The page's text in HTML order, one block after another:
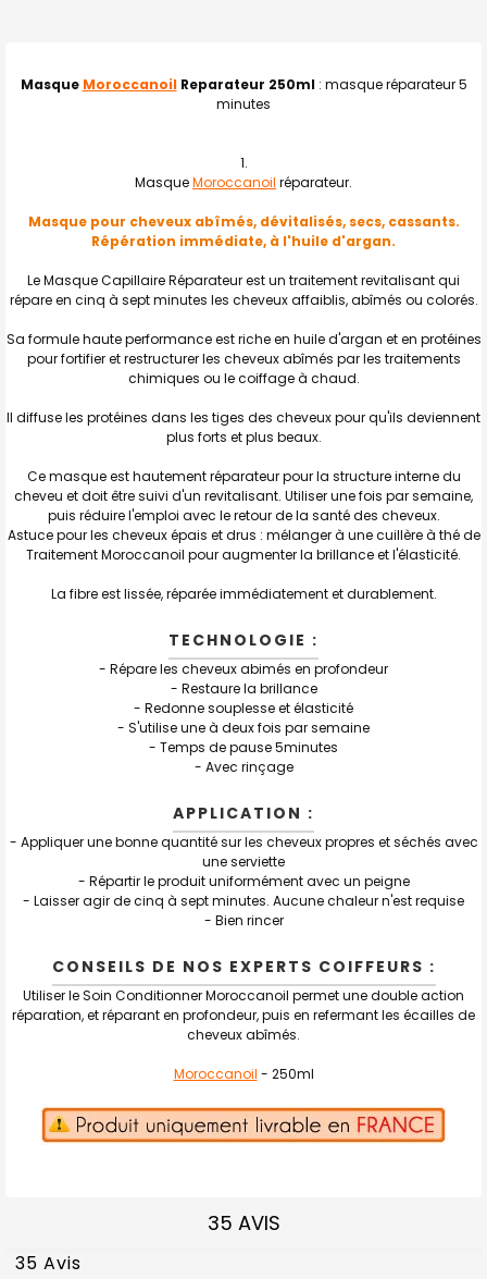
ENSEMBLE
LA
SÉLECTION
AU PANIER
Masque MoroccanoilReparateur 250ml : masque réparateur 5
minutes
MasqueMoroccanoil réparateur.
Masque pour cheveux abîmés, dévitalisés, secs, cassants.
Répération immédiate, à l'huile d'argan.
Le Masque Capillaire Réparateur est un traitement revitalisant qui
répare en cinq à sept minutes les cheveux affaiblis, abîmés ou colorés.
Sa formule haute performance est riche en huile d'argan et en protéines
pour fortifier et restructurer les cheveux abîmés par les traitements
chimiques ou le coiffage à chaud.
Il diffuse les protéines dans les tiges des cheveux pour qu'ils deviennent
plus forts et plus beaux.
Ce masque est hautement réparateur pour la structure interne du
cheveu et doit être suivi d'un revitalisant. Utiliser une fois par semaine,
puis réduire l'emploi avec le retour de la santé des cheveux.
Astuce pour les cheveux épais et drus : mélanger à une cuillère à thé de
Traitement Moroccanoil pour augmenter la brillance et l'élasticité.
La fibre est lissée, réparée immédiatement et durablement.
TECHNOLOGIE :
- Répare les cheveux abimés en profondeur
- Restaure la brillance
- Redonne souplesse et élasticité
- S'utilise une à deux fois par semaine
- Temps de pause 5minutes
- Avec rinçage
APPLICATION :
- Appliquer une bonne quantité sur les cheveux propres et séchés avec
une serviette
- Répartir le produit uniformément avec un peigne
- Laisser agir de cinq à sept minutes. Aucune chaleur n'est requise
- Bien rincer
CONSEILS DE NOS EXPERTS COIFFEURS :
Utiliser le Soin Conditionner Moroccanoil permet une double action
réparation, et réparant en profondeur, puis en refermant les écailles de
cheveux abîmés.
Moroccanoil - 250ml
35 AVIS
35 Avis